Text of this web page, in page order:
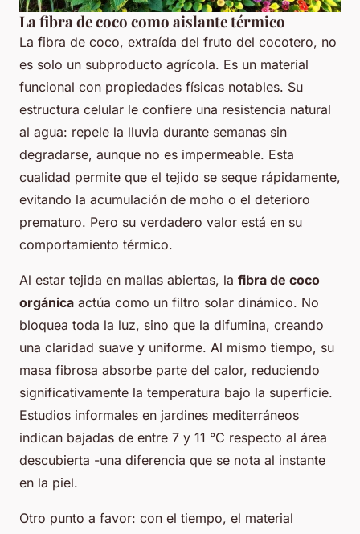
La fibra de coco como aislante térmico
La fibra de coco, extraída del fruto del cocotero, no
es solo un subproducto agrícola. Es un material
funcional con propiedades físicas notables. Su
estructura celular le confiere una resistencia natural
al agua: repele la lluvia durante semanas sin
degradarse, aunque no es impermeable. Esta
cualidad permite que el tejido se seque rápidamente,
evitando la acumulación de moho o el deterioro
prematuro. Pero su verdadero valor está en su
comportamiento térmico.
Al estar tejida en mallas abiertas, la fibra de coco
orgánica actúa como un filtro solar dinámico. No
bloquea toda la luz, sino que la difumina, creando
una claridad suave y uniforme. Al mismo tiempo, su
masa fibrosa absorbe parte del calor, reduciendo
significativamente la temperatura bajo la superficie.
Estudios informales en jardines mediterráneos
indican bajadas de entre 7 y 11 °C respecto al área
descubierta -una diferencia que se nota al instante
en la piel.
Otro punto a favor: con el tiempo, el material